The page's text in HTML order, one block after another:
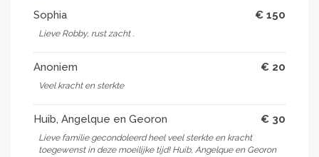
Sophia € 150
Lieve Robby, rust zacht .
Anoniem € 20
Veel kracht en sterkte
Huib, Angelque en Georon € 30
Lieve familie gecondoleerd heel veel sterkte en kracht
toegewenst in deze moeilijke tijd! Huib, Angelque en Georon